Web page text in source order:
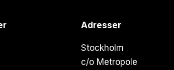
Adresser
Stockholm
c/o Metropole